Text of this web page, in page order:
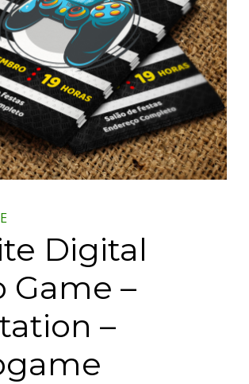
Digital
Game –
–